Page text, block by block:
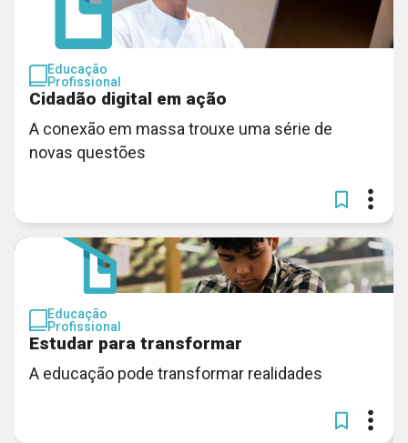
Educação
Profissional
Cidadão digital em ação
A conexão em massa trouxe uma série de
novas questões
Educação
Profissional
Estudar para transformar
A educação pode transformar realidades